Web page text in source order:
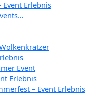
Event Erlebnis
Event
Erlebnis
– Event Erlebnis